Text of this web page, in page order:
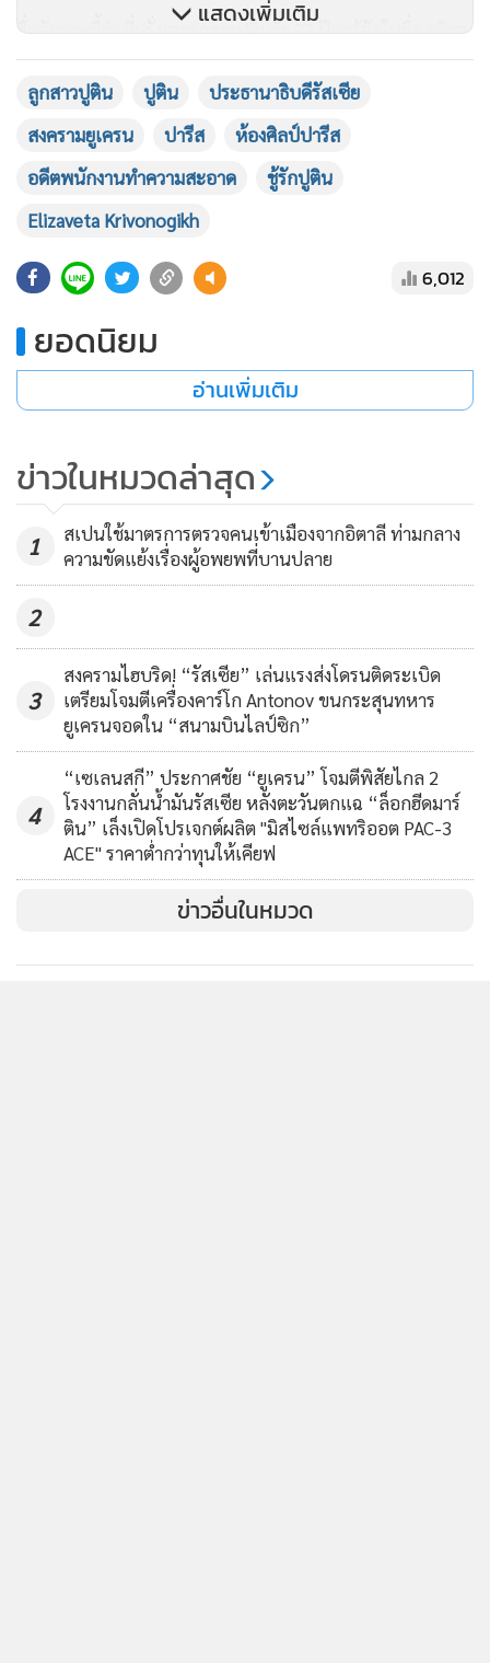
สื่ออังกฤษชี้ว่า ที่ฝรั่งเศสลูกสาวปูตินวัย 22 ปีถูกรู้จักในชื่อ ลูอิซา
โรโซวา (Luiza Rozova) และปัจจุบันคือ เอลิซาเวตา รุดโน
วา(Elizaveta Rudnova) เชื่อว่ากำลังลี้ภัยอยู่ในกรุงปารีส
โดยสถานีโทรทัศน์ยูเครนเคยออกมาเปิดเผยว่า ลูกสาวปูติน
สำเร็จการศึกษาสาขาศิลปะจากสถาบันชื่อดังเก่าแก่ฝรั่งเศส
Cultural and Art Management)เมื่อปี 2024
และปัจจุบันทำงานอยู่ในหอศิลป์ 2 แห่งในกรุงปารีสคือ L
Galerie และ Espace Albatros ที่ขึ้นชื่อต่อต้านสงครามยูเครน
นั้นอาศัยในกรุงปารีสถือหนังสือเดินทางภายใต้ชื่อ รุดโนวา โดย
เป็นการยืนยันชื่อพ่อตามสายเลือดของเธอ วลาดิมีร์ ปูติน ที่ใครๆ
หลายคนมักกล่าวว่า เธอนั้นหน้าเหมือนปูติน
นิวยอร์กโพสต์รายงานว่า คริโวโนกิคฮ์ได้โพสต์ข้อความบนเทเล
เปิดกว้างมากขึ้นของเธอยนอินสตาร์แกรมจากการที่ลูกสาวปูติน
เริ่มโพสต์ภาพตัวเองมากขึ้น
“มันเป็นการปลดปล่อยที่ได้สามารถเปิดเผยใบหน้าของดิฉันต่อ
โลกอีกครั้ง” เอลิซาเวตา คริโวโนกิคฮ์ ลูกสาวปูตินโพสต์ อ้างอิง
จากหนังสือพิมพ์เยอรมันบิลด์ (Bild)
และกล่าวต่อว่า “มันเตือนให้ดิฉันว่าตัวเองเป็นใครและใครเป็น
คนทำลายชีวิตของดิฉัน”
แสดงเพิ่มเติม
ลูกสาวปูติน ปูติน
ประธานาธิบดีรัสเซีย
สงครามยูเครน
ปารีส
ห้องศิลป์ปารีส
อดีตพนักงานทำความสะอาด
ชู้รักปูติน
Elizaveta Krivonogikh
6,012
ยอดนิยม
อ่านเพิ่มเติม
ข่าวในหมวดล่าสุด
1
สเปนใช้มาตรการตรวจคนเข้าเมืองจากอิตาลี ท่ามกลาง
ความขัดแย้งเรื่องผู้อพยพที่บานปลาย
2
3
สงครามไฮบริด! “รัสเซีย” เล่นแรงส่งโดรนติดระเบิด
เตรียมโจมตีเครื่องคาร์โก Antonov ขนกระสุนทหาร
ยูเครนจอดใน “สนามบินไลป์ซิก”
4
“เซเลนสกี” ประกาศชัย “ยูเครน” โจมตีพิสัยไกล 2
โรงงานกลั่นน้ำมันรัสเซีย หลังตะวันตกแฉ “ล็อกฮีดมาร์
ติน” เล็งเปิดโปรเจกต์ผลิต "มิสไซล์แพทริออต PAC-3
ACE" ราคาต่ำกว่าทุนให้เคียฟ
ข่าวอื่นในหมวด
MGR Online ใช้คุกกี้ เพื่อจัดการข้อมูลส่วนบุคคล
ประสบการณ์คอนเทนต์ที่ดีที่สุดให้กับผู้อ่านบนเว็
แอพพลิเคชั่นเงื่อนไขการใช้งานเว็บไซต์และ
ส่วนบุคคล
รับทราบ